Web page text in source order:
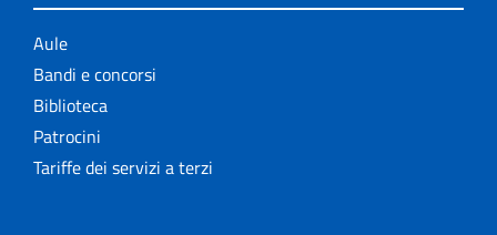
Aule
Bandi e concorsi
Biblioteca
Patrocini
Tariffe dei servizi a terzi